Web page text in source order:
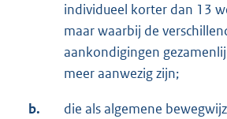
individueel korter dan 13
maar waarbij de
aankondigingen
meer aanwezig zijn;
b.
die als algemene